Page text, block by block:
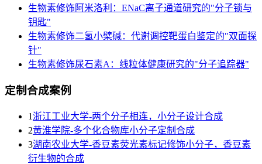
生物素修饰阿米洛利：ENaC离子通道研究的"分子锁与
钥匙"
生物素修饰二氢小檗碱：代谢调控靶蛋白鉴定的"双面探
针"
生物素修饰尿石素A：线粒体健康研究的"分子追踪器"
定制合成案例
1 浙江工业大学-两个分子相连，小分子设计合成
2黄淮学院-多个化合物库小分子定制合成
3湖南农业大学-香豆素荧光素标记修饰小分子，香豆素
衍生物的合成